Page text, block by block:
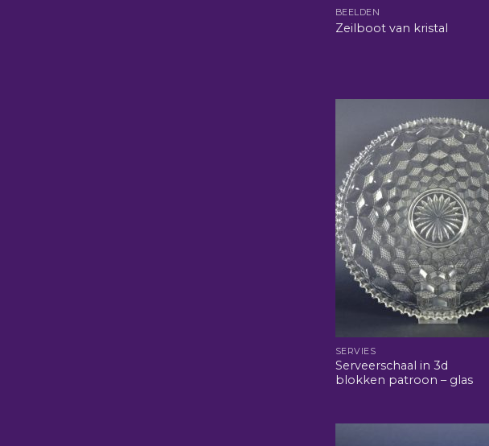
BEELDEN
Zeilboot van kristal
SERVIES
Serveerschaal in 3d
blokken patroon – glas